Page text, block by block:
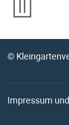
©
Impressum